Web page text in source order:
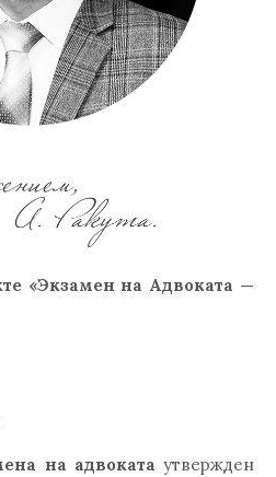
«Экзамен на Адвоката —
на адвоката утвержден